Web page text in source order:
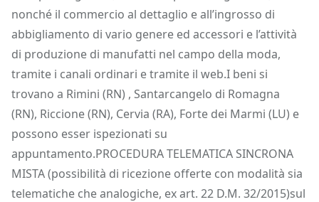
nonché il commercio al dettaglio e all’ingrosso di
abbigliamento di vario genere ed accessori e l’attività
di produzione di manufatti nel campo della moda,
tramite i canali ordinari e tramite il web.I beni si
trovano a Rimini (RN) , Santarcangelo di Romagna
(RN), Riccione (RN), Cervia (RA), Forte dei Marmi (LU) e
possono esser ispezionati su
appuntamento.PROCEDURA TELEMATICA SINCRONA
MISTA (possibilità di ricezione offerte con modalità sia
telematiche che analogiche, ex art. 22 D.M. 32/2015)sul